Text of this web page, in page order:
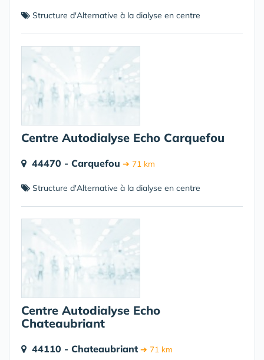
Structure d'Alternative à la dialyse en centre
Centre Autodialyse Echo Carquefou
44470 - Carquefou ➔ 71 km
Structure d'Alternative à la dialyse en centre
Centre Autodialyse Echo
Chateaubriant
44110 - Chateaubriant ➔ 71 km